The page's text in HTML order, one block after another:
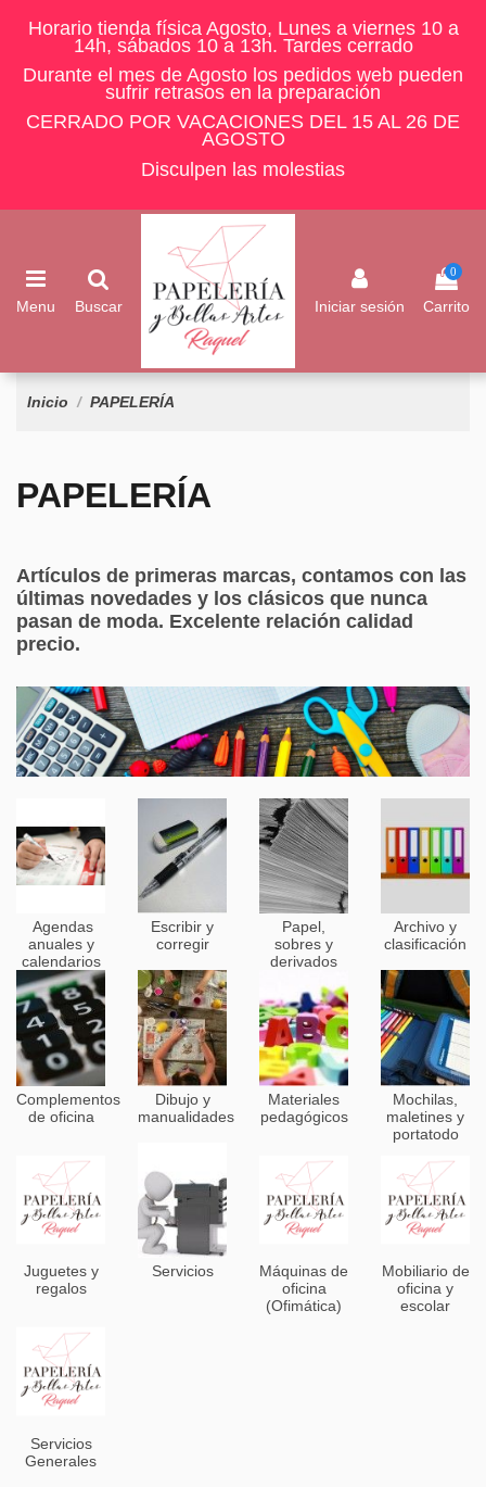
Horario tienda física Agosto, Lunes a viernes 10 a
14h, sábados 10 a 13h. Tardes cerrado
Durante el mes de Agosto los pedidos web pueden
sufrir retrasos en la preparación
CERRADO POR VACACIONES DEL 15 AL 26 DE
AGOSTO
Disculpen las molestias
Menu Buscar Iniciar sesión
0
Carrito
Inicio PAPELERÍA
PAPELERÍA
Artículos de primeras marcas, contamos con las
últimas novedades y los clásicos que nunca
pasan de moda. Excelente relación calidad
precio.
Agendas
anuales y
calendarios
Escribir y
corregir
Papel,
sobres y
derivados
Archivo y
clasificación
Complementos
de oficina
Dibujo y
manualidades
Materiales
pedagógicos
Mochilas,
maletines y
portatodo
Juguetes y
regalos
Servicios
Máquinas de
oficina
(Ofimática)
Mobiliario de
oficina y
escolar
Servicios
Generales